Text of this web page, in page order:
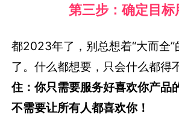
第三步：确定目标
都2023年了，别总想着“大而全”
了。什么都想要，只会什么都得
住：你只需要服务好喜欢你产品
不需要让所有人都喜欢你！